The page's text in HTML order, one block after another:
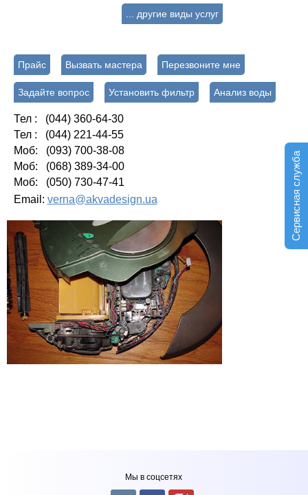
Сервисная служба
... другие виды услуг
Прайс Вызвать мастера Перезвоните мне
Задайте вопрос Установить фильтр Анализ воды
Тел : (044) 360-64-30
Тел : (044) 221-44-55
Моб: (093) 700-38-08
Моб: (068) 389-34-00
Моб: (050) 730-47-41
Email: verna@akvadesign.ua
Мы в соцсетях